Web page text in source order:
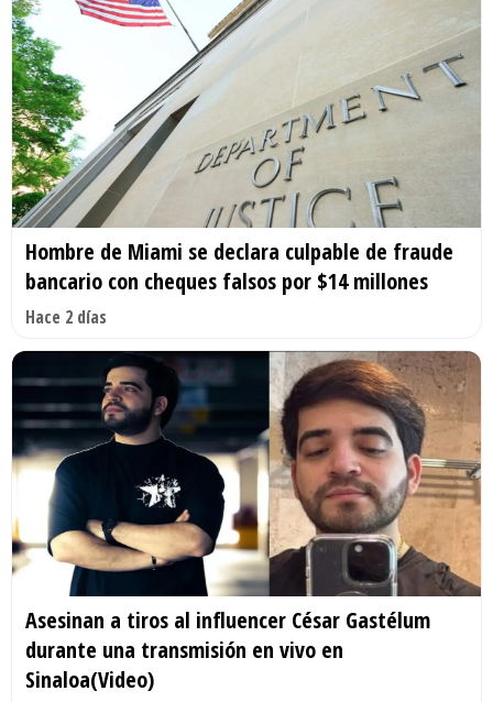
Hombre de Miami se declara culpable de fraude
bancario con cheques falsos por $14 millones
Hace 2 días
Asesinan a tiros al influencer César Gastélum
durante una transmisión en vivo en
Sinaloa(Video)